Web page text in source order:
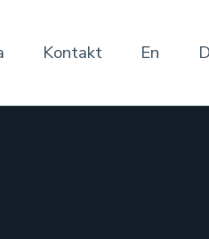
Kontakt En